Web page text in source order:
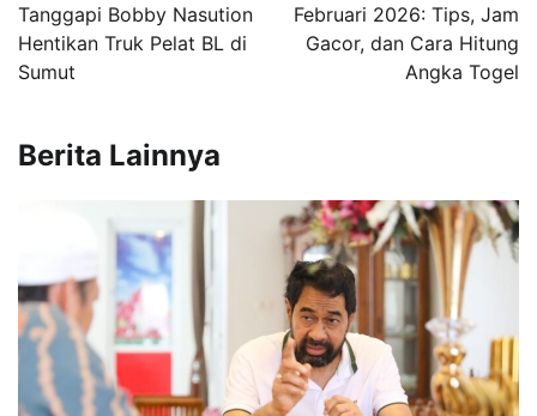
Tanggapi Bobby Nasution
Hentikan Truk Pelat BL di
Sumut
Februari 2026: Tips, Jam
Gacor, dan Cara Hitung
Angka Togel
Berita Lainnya